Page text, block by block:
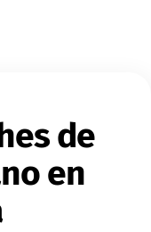
de
en